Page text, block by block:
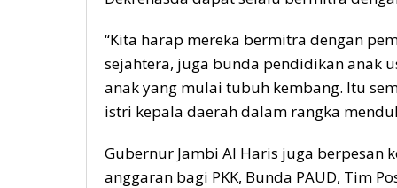
“Kita harap mereka bermitra dengan
sejahtera, juga bunda pendidikan anak
anak yang mulai tubuh kembang. Itu
istri kepala daerah dalam rangka
Gubernur Jambi Al Haris juga berpesan
anggaran bagi PKK, Bunda PAUD, Tim